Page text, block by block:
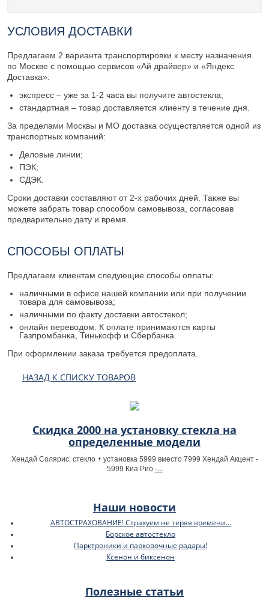
УСЛОВИЯ ДОСТАВКИ
Предлагаем 2 варианта транспортировки к месту назначения
по Москве с помощью сервисов «Ай драйвер» и «Яндекс
Доставка»:
экспресс – уже за 1-2 часа вы получите автостекла;
стандартная – товар доставляется клиенту в течение дня.
За пределами Москвы и МО доставка осуществляется одной из
транспортных компаний:
Деловые линии;
ПЭК;
СДЭК.
Сроки доставки составляют от 2-х рабочих дней. Также вы
можете забрать товар способом самовывоза, согласовав
предварительно дату и время.
СПОСОБЫ ОПЛАТЫ
Предлагаем клиентам следующие способы оплаты:
наличными в офисе нашей компании или при получении
товара для самовывоза;
наличными по факту доставки автостекол;
онлайн переводом. К оплате принимаются карты
Газпромбанка, Тинькофф и Сбербанка.
При оформлении заказа требуется предоплата.
НАЗАД К СПИСКУ ТОВАРОВ
Скидка 2000 на установку стекла на
определенные модели
Хендай Солярис: стекло + установка 5999 вместо 7999 Хендай Акцент -
5999 Киа Рио -...
Наши новости
АВТОСТРАХОВАНИЕ! Страхуем не теряя времени...
Борское автостекло
Парктроники и парковочные радары!
Ксенон и биксенон
Полезные статьи